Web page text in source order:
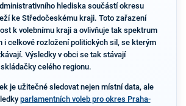
hlediska součástí okresu
ke Středočeskému kraji. Toto zařazení
k volebnímu kraji a ovlivňuje tak spektrum
i celkové rozložení politických sil, se kterým
Výsledky v obci se tak stávají
celého regionu.
je užitečné sledovat nejen místní data, ale
parlamentních voleb pro okres Praha-